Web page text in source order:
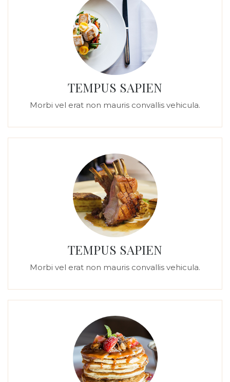
TEMPUS SAPIEN
Morbi vel erat non mauris convallis vehicula.
TEMPUS SAPIEN
Morbi vel erat non mauris convallis vehicula.